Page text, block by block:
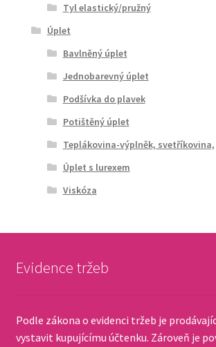
Tyl elastický/pružný
Úplet
Bavlněný úplet
Jednobarevný úplet
Podšívka do plavek
Potištěný úplet
Teplákovina-výplněk, svetříkovina,
Úplet s lurexem
Viskóza
Evidence tržeb
Podle zákona o evidenci tržeb je
vystavit kupujícímu účtenku. Zároveň je